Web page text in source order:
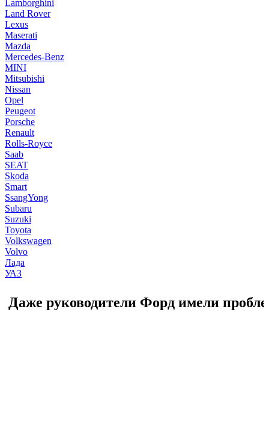
Lamborghini
Land Rover
Lexus
Maserati
Mazda
Mercedes-Benz
MINI
Mitsubishi
Nissan
Opel
Peugeot
Porsche
Renault
Rolls-Royce
Saab
SEAT
Skoda
Smart
SsangYong
Subaru
Suzuki
Toyota
Volkswagen
Volvo
Лада
УАЗ
Даже руководители Форд имели